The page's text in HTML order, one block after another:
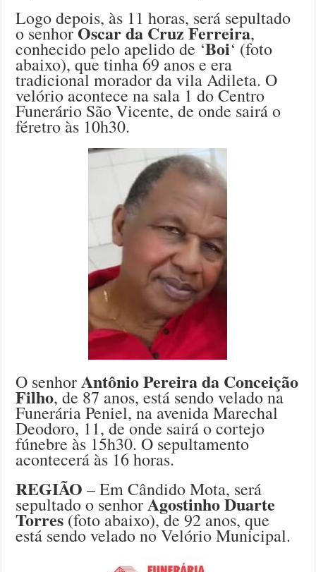
Logo depois, às 11 horas, será sepultado
o senhorOscar da Cruz Ferreira,
conhecido pelo apelido de ‘Boi‘ (foto
abaixo), que tinha 69 anos e era
tradicional morador da vila Adileta. O
velório acontece na sala 1 do Centro
Funerário São Vicente, de onde sairá o
féretro às 10h30.
O senhorAntônio Pereira da Conceição
Filho, de 87 anos, está sendo velado na
Funerária Peniel, na avenida Marechal
Deodoro, 11, de onde sairá o cortejo
fúnebre às 15h30. O sepultamento
acontecerá às 16 horas.
REGIÃO – Em Cândido Mota, será
sepultado o senhorAgostinho Duarte
Torres (foto abaixo), de 92 anos, que
está sendo velado no Velório Municipal.